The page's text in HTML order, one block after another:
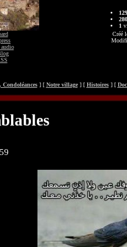
audio
129
280
1
Créé
Condoléances] [ Notre village] [ Histoires] [